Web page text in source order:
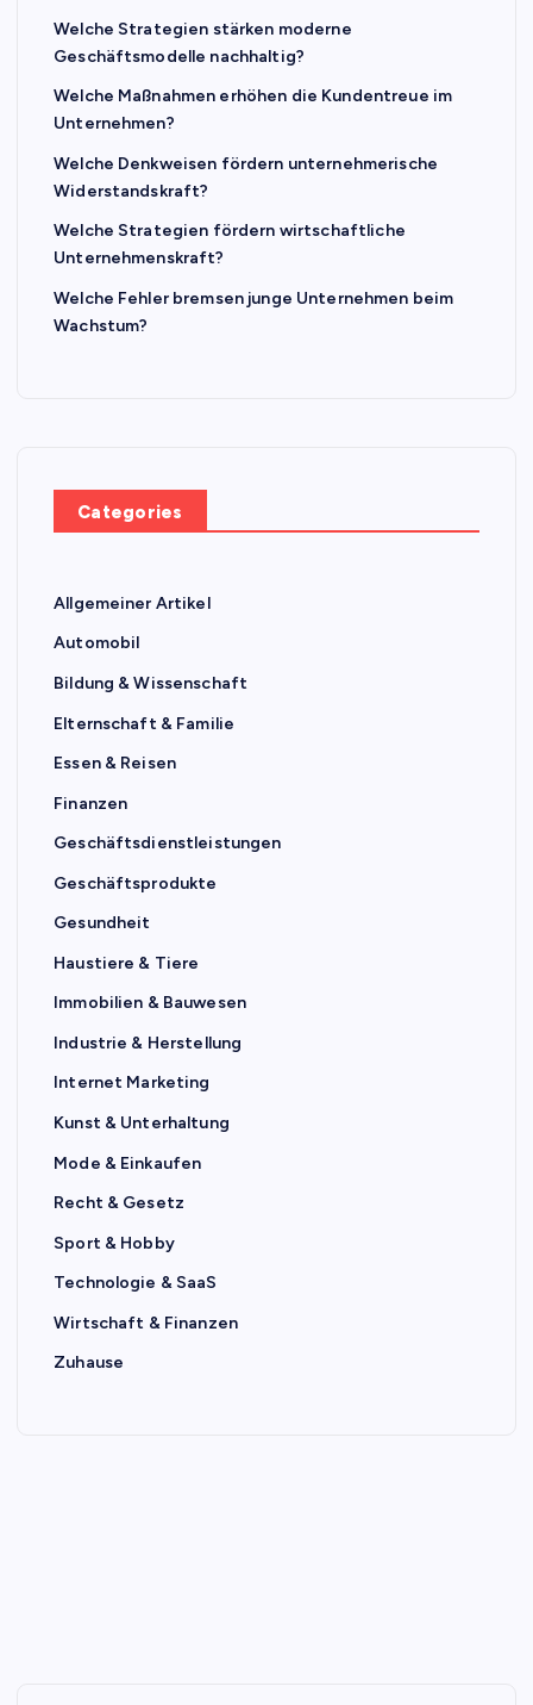
Welche Strategien stärken moderne
Geschäftsmodelle nachhaltig?
Welche Maßnahmen erhöhen die Kundentreue im
Unternehmen?
Welche Denkweisen fördern unternehmerische
Widerstandskraft?
Welche Strategien fördern wirtschaftliche
Unternehmenskraft?
Welche Fehler bremsen junge Unternehmen beim
Wachstum?
Categories
Allgemeiner Artikel
Automobil
Bildung & Wissenschaft
Elternschaft & Familie
Essen & Reisen
Finanzen
Geschäftsdienstleistungen
Geschäftsprodukte
Gesundheit
Haustiere & Tiere
Immobilien & Bauwesen
Industrie & Herstellung
Internet Marketing
Kunst & Unterhaltung
Mode & Einkaufen
Recht & Gesetz
Sport & Hobby
Technologie & SaaS
Wirtschaft & Finanzen
Zuhause